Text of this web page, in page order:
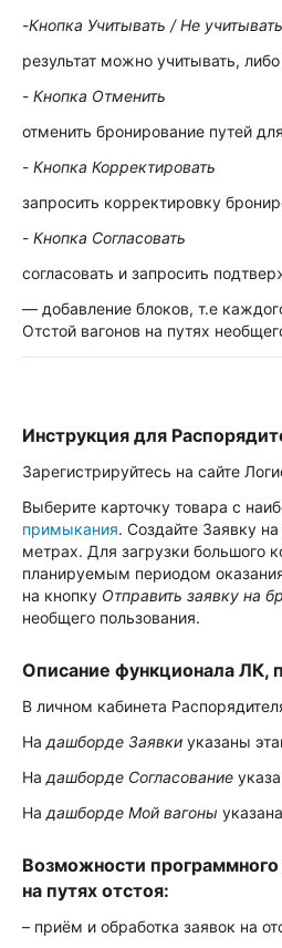
-Кнопка Учитывать / Не
результат можно учитывать,
- Кнопка Отменить
отменить бронирование путей
- Кнопка Корректировать
запросить корректировку
- Кнопка Согласовать
согласовать и запросить
— добавление блоков, т.е
Отстой вагонов на путях
Инструкция для
Зарегистрируйтесь на сайте
Выберите карточку товара с
примыкания. Создайте Заявку
метрах. Для загрузки большого
планируемым периодом
на кнопку Отправить заявку на
необщего пользования.
Описание функционала ЛК,
В личном кабинета
На дашборде Заявки указаны
На дашборде Согласование
На дашборде Мой вагоны
Возможности программного
на путях отстоя:
– приём и обработка заявок на